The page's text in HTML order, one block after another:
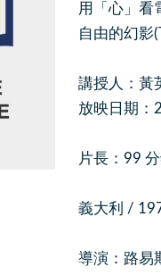
用「心」看
自由的幻影
講授人：黃
放映日期：
片長：99
義大利 /
導演：路易